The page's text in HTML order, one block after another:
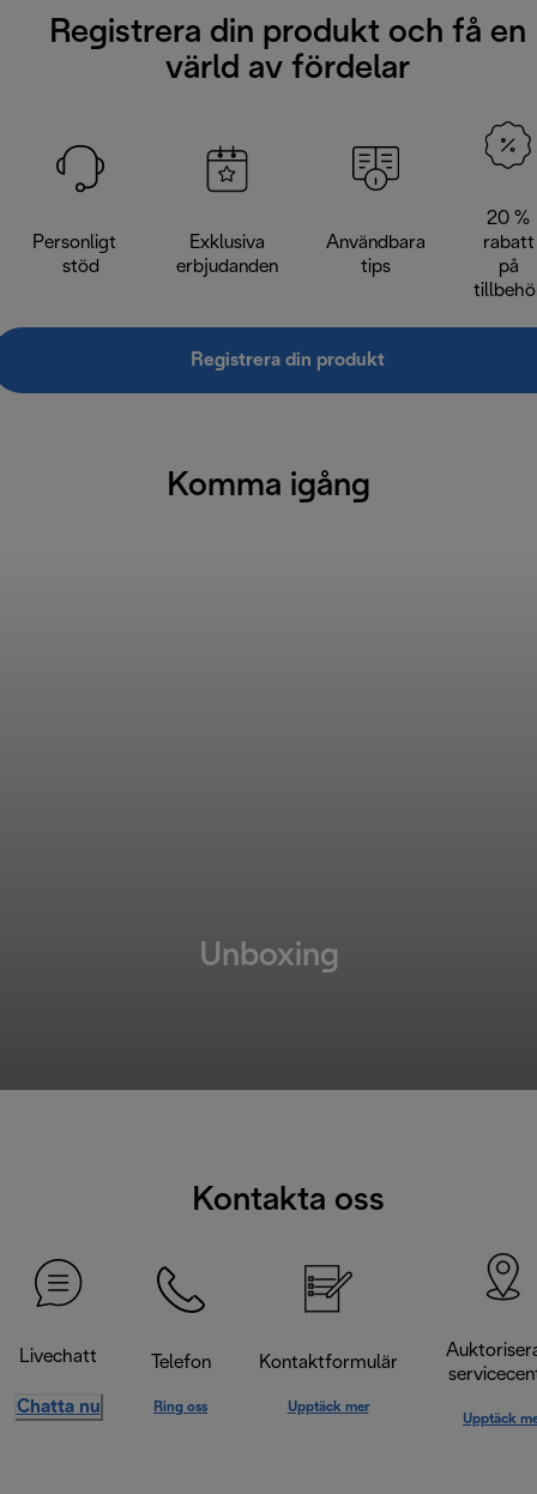
Registrera din produkt och få en
värld av fördelar
Personligt
stöd
Exklusiva
erbjudanden
Användbara
tips
20 %
rabatt
på
Registrera din produkt
Komma igång
Unboxing
Kontakta oss
Livechatt
Chatta nu
Telefon
Ring oss
Kontaktformulär
Upptäck mer
Upptäck